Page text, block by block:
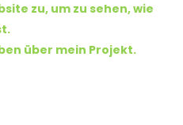
zu, um zu sehen, wie
über mein Projekt.